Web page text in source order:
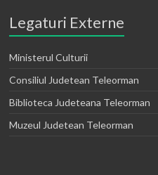
Legaturi Externe
Ministerul Culturii
Consiliul Judetean Teleorman
Biblioteca Judeteana Teleorman
Muzeul Judetean Teleorman